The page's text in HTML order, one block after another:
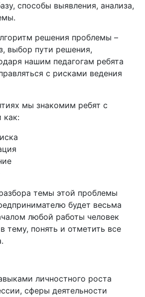
способы выявления, анализа,
решения проблемы –
выбор пути решения,
нашим педагогам ребята
с рисками ведения
мы знакомим ребят с
как:
темы этой проблемы
будет весьма
любой работы человек
тему, понять и отметить все
личностного роста
сферы деятельности